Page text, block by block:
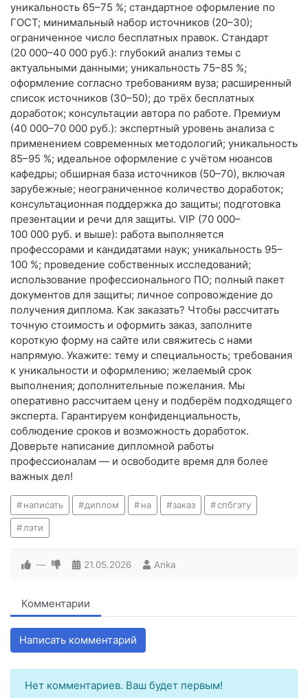
уникальность 65–75 %; стандартное оформление по
ГОСТ; минимальный набор источников (20–30);
ограниченное число бесплатных правок. Стандарт
(20 000–40 000 руб.): глубокий анализ темы с
актуальными данными; уникальность 75–85 %;
оформление согласно требованиям вуза; расширенный
список источников (30–50); до трёх бесплатных
доработок; консультации автора по работе. Премиум
(40 000–70 000 руб.): экспертный уровень анализа с
применением современных методологий; уникальность
85–95 %; идеальное оформление с учётом нюансов
кафедры; обширная база источников (50–70), включая
зарубежные; неограниченное количество доработок;
консультационная поддержка до защиты; подготовка
презентации и речи для защиты. VIP (70 000–
100 000 руб. и выше): работа выполняется
профессорами и кандидатами наук; уникальность 95–
100 %; проведение собственных исследований;
использование профессионального ПО; полный пакет
документов для защиты; личное сопровождение до
получения диплома. Как заказать? Чтобы рассчитать
точную стоимость и оформить заказ, заполните
короткую форму на сайте или свяжитесь с нами
напрямую. Укажите: тему и специальность; требования
к уникальности и оформлению; желаемый срок
выполнения; дополнительные пожелания. Мы
оперативно рассчитаем цену и подберём подходящего
эксперта. Гарантируем конфиденциальность,
соблюдение сроков и возможность доработок.
Доверьте написание дипломной работы
профессионалам — и освободите время для более
важных дел!
написать диплом на заказ спбгэту
лэти
— 21.05.2026 Anka
Комментарии
Написать комментарий
Нет комментариев. Ваш будет первым!